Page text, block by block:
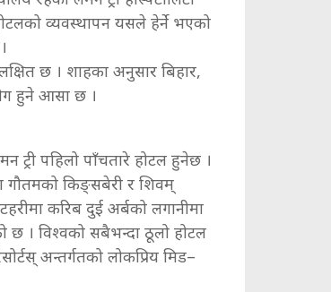
होटलको व्यवस्थापन यसले हेर्ने भएको
छ । शाहका अनुसार बिहार,
हुने आसा छ ।
पहिलो पाँचतारे होटल हुनेछ ।
गौतमको किङ्सबेरी र शिवम्
करिब दुई अर्बको लगानीमा
छ । विश्वको सबैभन्दा ठूलो होटल
अन्तर्गतको लोकप्रिय मिड–